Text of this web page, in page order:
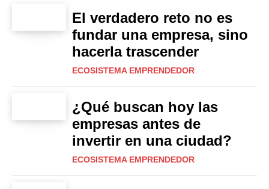
El verdadero reto no es
fundar una empresa, sino
hacerla trascender
ECOSISTEMA EMPRENDEDOR
¿Qué buscan hoy las
empresas antes de
invertir en una ciudad?
ECOSISTEMA EMPRENDEDOR